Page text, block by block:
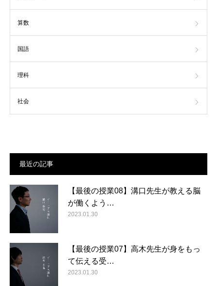
算数
国語
理科
社会
最近の記事
【最後の授業08】溝口先生が教える脳
が働くよう…
2023.01.30
【最後の授業07】高木先生が身をもっ
て伝える受…
2023.01.30